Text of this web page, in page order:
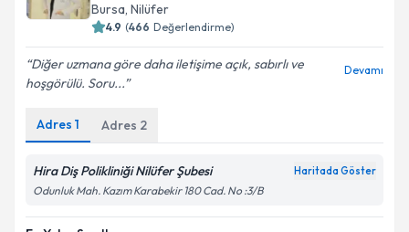
Bursa, Nilüfer
4.9 (466 Değerlendirme)
Diğer uzmana göre daha iletişime açık, sabırlı ve
hoşgörülü. Soru...
Devamı
Adres 1 Adres 2
Hira Diş Polikliniği Nilüfer Şubesi Haritada Göster
Odunluk Mah. Kazım Karabekir 180 Cad. No :3/B